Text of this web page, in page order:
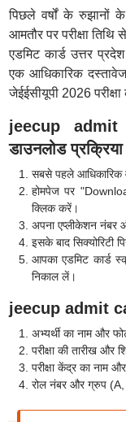
पिछले वर्षों के रुझानों
आमतौर पर परीक्षा
एडमिट कार्ड उत्तर प्रदेश
एक आधिकारिक दस्तावेज
जेईईसीयूपी 2026
jeecup admit
डाउनलोड प्रक्रिया
सबसे पहले
होमपेज पर
क्लिक करें।
अपना एप्लीकेशन नंबर
इसके बाद सिक्योरिटी
आपका एडमिट कार्ड
निकाल लें।
jeecup admit
अभ्यर्थी का नाम और
परीक्षा की तारीख और
परीक्षा केंद्र का नाम
रोल नंबर और ग्रुप